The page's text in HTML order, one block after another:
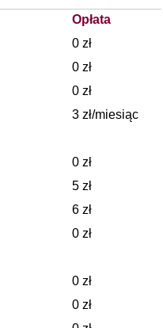
Opłata
0 zł
0 zł
0 zł
3 zł/miesiąc
0 zł
5 zł
6 zł
0 zł
0 zł
0 zł